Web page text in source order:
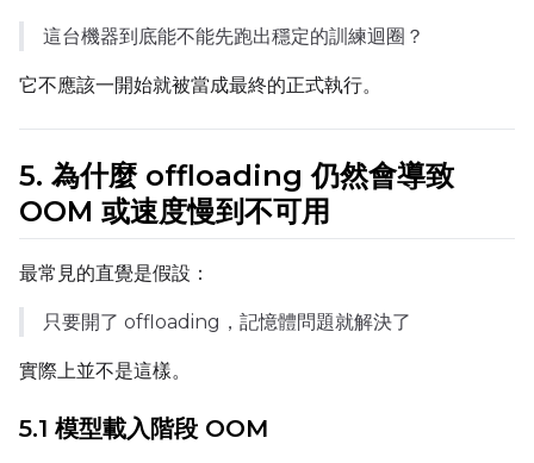
LoRA Scale
Width
Height
這台機器到底能不能先跑出穩定的訓練迴圈？
它不應該一開始就被當成最終的正式執行。
5. 為什麼 offloading 仍然會導致
OOM 或速度慢到不可用
最常見的直覺是假設：
只要開了 offloading，記憶體問題就解決了
實際上並不是這樣。
5.1 模型載入階段 OOM